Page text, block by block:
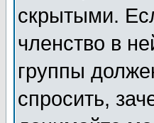
скрытыми.
членство в
группы
спросить,